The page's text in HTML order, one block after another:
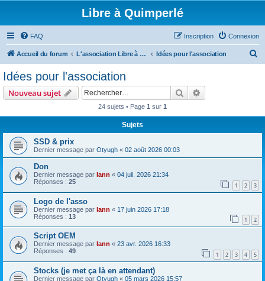
Libre à Quimperlé
FAQ Connexion
Inscription
Accueil du forum L'association Libre à Quimperlé Idées pour l'association
r
Idées pour l'association
Nouveau sujet Rechercher
24 sujets • Page 1 sur 1
Sujets
SSD & prix
Dernier message par Otyugh « 02 août 2026 00:03
Don
Dernier message par lann « 04 juil. 2026 21:34
Réponses : 25 1 2 3
Logo de l'asso
Dernier message par lann « 17 juin 2026 17:18
Réponses : 13 1 2
Script OEM
Dernier message par lann « 23 avr. 2026 16:33
Réponses : 49 1 2 3 4 5
Stocks (je met ça là en attendant)
Dernier message par Otyugh « 05 mars 2026 15:57